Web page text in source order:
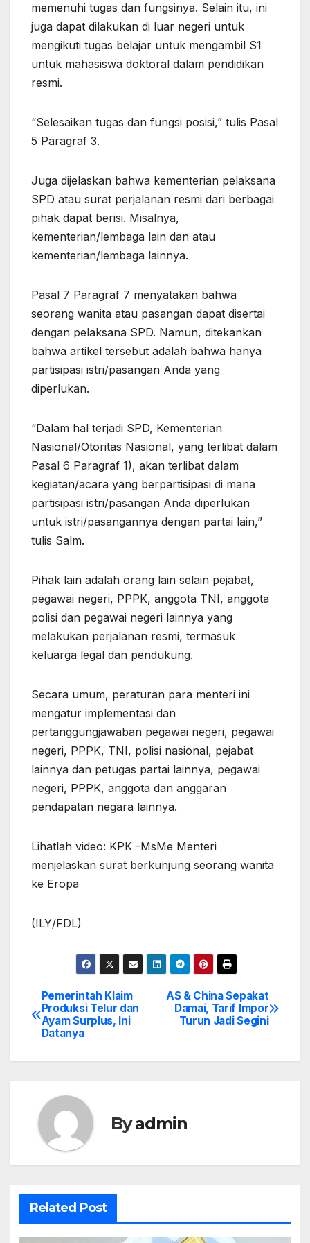
memenuhi tugas dan fungsinya. Selain itu, ini
juga dapat dilakukan di luar negeri untuk
mengikuti tugas belajar untuk mengambil S1
untuk mahasiswa doktoral dalam pendidikan
resmi.
“Selesaikan tugas dan fungsi posisi,” tulis Pasal
5 Paragraf 3.
Juga dijelaskan bahwa kementerian pelaksana
SPD atau surat perjalanan resmi dari berbagai
pihak dapat berisi. Misalnya,
kementerian/lembaga lain dan atau
kementerian/lembaga lainnya.
Pasal 7 Paragraf 7 menyatakan bahwa
seorang wanita atau pasangan dapat disertai
dengan pelaksana SPD. Namun, ditekankan
bahwa artikel tersebut adalah bahwa hanya
partisipasi istri/pasangan Anda yang
diperlukan.
“Dalam hal terjadi SPD, Kementerian
Nasional/Otoritas Nasional, yang terlibat dalam
Pasal 6 Paragraf 1), akan terlibat dalam
kegiatan/acara yang berpartisipasi di mana
partisipasi istri/pasangan Anda diperlukan
untuk istri/pasangannya dengan partai lain,”
tulis Salm.
Pihak lain adalah orang lain selain pejabat,
pegawai negeri, PPPK, anggota TNI, anggota
polisi dan pegawai negeri lainnya yang
melakukan perjalanan resmi, termasuk
keluarga legal dan pendukung.
Secara umum, peraturan para menteri ini
mengatur implementasi dan
pertanggungjawaban pegawai negeri, pegawai
negeri, PPPK, TNI, polisi nasional, pejabat
lainnya dan petugas partai lainnya, pegawai
negeri, PPPK, anggota dan anggaran
pendapatan negara lainnya.
Lihatlah video: KPK -MsMe Menteri
menjelaskan surat berkunjung seorang wanita
ke Eropa
(ILY/FDL)
Post
navigation
AS & China Sepakat
Damai, Tarif Impor
Turun Jadi Segini
Pemerintah Klaim
Produksi Telur dan
Ayam Surplus, Ini
Datanya
Byadmin
Related Post